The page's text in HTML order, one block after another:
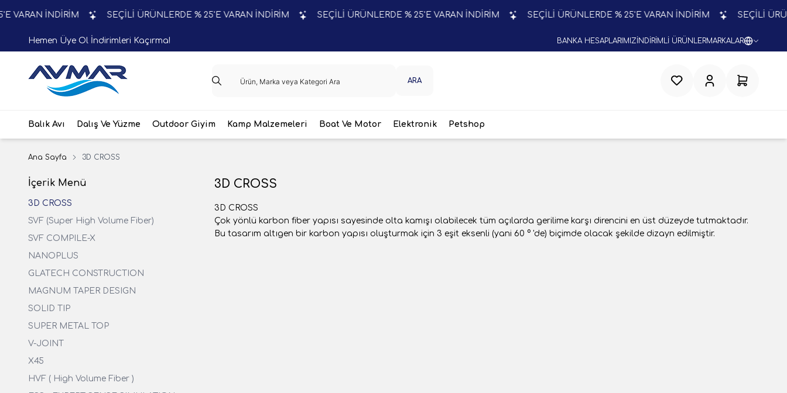
İNDİRİM SEÇİLİ ÜRÜNLERDE % 25'E VARAN İNDİRİM SEÇİLİ ÜRÜNLERDE % 25'E VARAN İNDİRİM SEÇİLİ ÜRÜNLERDE % 25'E VARAN İNDİRİM SEÇİLİ
Hemen Üye Ol İndirimleri Kaçırma! BANKA HESAPLARIMIZ İNDİRİMLİ ÜRÜNLERMARKALAR
ARA FavorilerimHesabım Sepetim
Balık Avı Dalış Ve Yüzme Outdoor Giyim Kamp Malzemeleri Boat Ve Motor Elektronik Petshop
Ana Sayfa 3D CROSS
İçerik Menü
3D CROSS
SVF (Super High Volume Fiber)
SVF COMPILE-X
NANOPLUS
GLATECH CONSTRUCTION
MAGNUM TAPER DESIGN
SOLID TIP
SUPER METAL TOP
V-JOINT
X45
HVF ( High Volume Fiber )
3D CROSS
3D CROSS
Çok yönlü karbon fiber yapısı sayesinde olta kamışı olabilecek tüm açılarda gerilime karşı direncini en üst düzeyde tutmaktadır.
Bu tasarım altıgen bir karbon yapısı oluşturmak için 3 eşit eksenli (yani 60 ° 'de) biçimde olacak şekilde dizayn edilmiştir.